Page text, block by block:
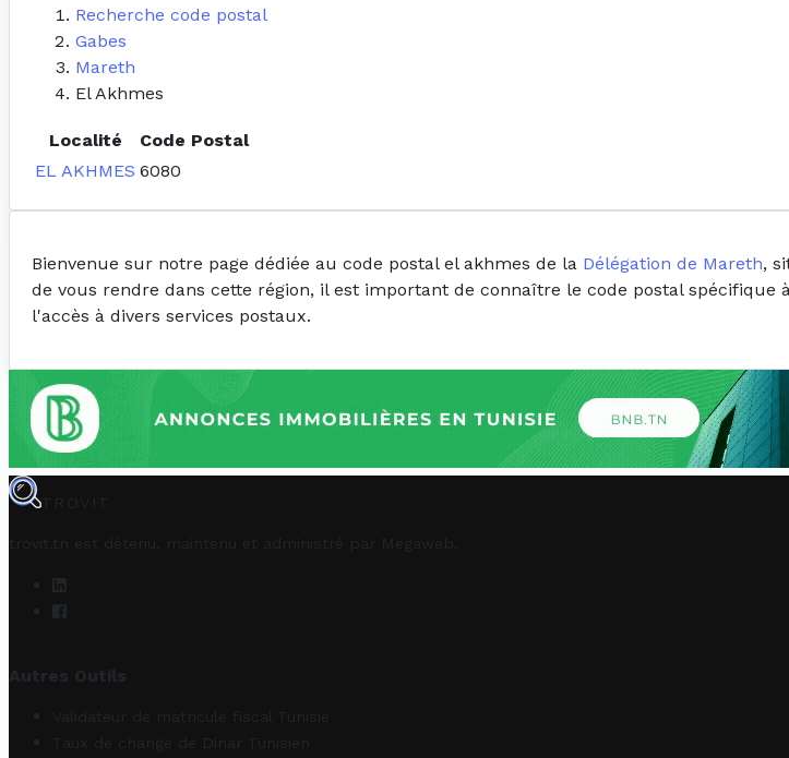
Recherche code postal
Gabes
Mareth
El Akhmes
Localité
Code Postal
EL AKHMES 6080
Bienvenue sur notre page dédiée au code postal el akhmes de la Délégation de Mareth,
de vous rendre dans cette région, il est important de connaître le code postal
l'accès à divers services postaux.
TROVIT
trovit.tn est détenu, maintenu et administré par Megaweb
Autres Outils
Validateur de matricule fiscal Tunisie
Taux de change de Dinar Tunisien